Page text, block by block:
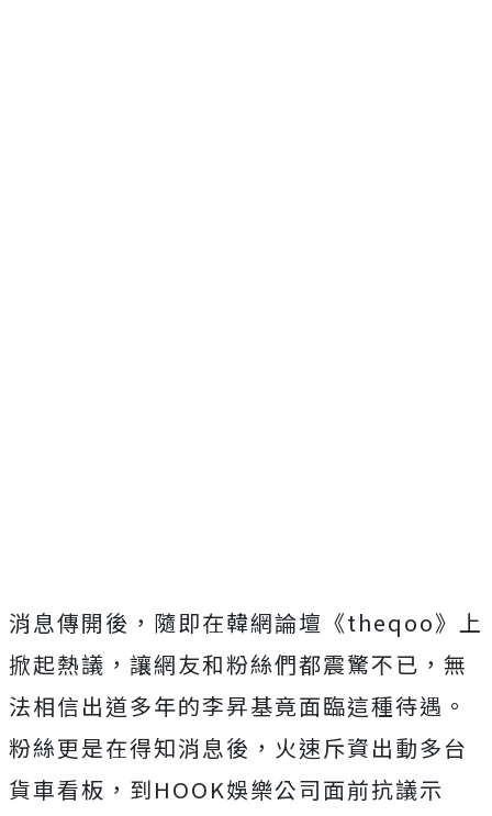
消息傳開後，隨即在韓網論壇《theqoo》上
掀起熱議，讓網友和粉絲們都震驚不已，無
法相信出道多年的李昇基竟面臨這種待遇。
粉絲更是在得知消息後，火速斥資出動多台
貨車看板，到HOOK娛樂公司面前抗議示